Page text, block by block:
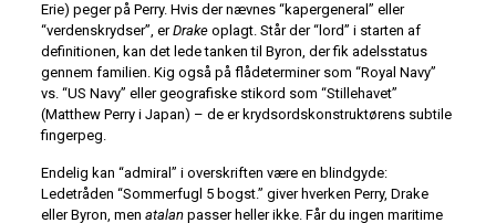
Erie) peger på Perry. Hvis der nævnes “kapergeneral” eller
“verdenskrydser”, erDrakeoplagt. Står der “lord” i starten af
definitionen, kan det lede tanken til Byron, der fik adelsstatus
gennem familien. Kig også på flådeterminer som “Royal Navy”
vs. “US Navy” eller geografiske stikord som “Stillehavet”
(Matthew Perry i Japan) – de er krydsordskonstruktørens subtile
fingerpeg.
Endelig kan “admiral” i overskriften være en blindgyde:
Ledetråden “Sommerfugl 5 bogst.” giver hverken Perry, Drake
eller Byron, men atalanpasser heller ikke. Får du ingen maritime